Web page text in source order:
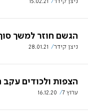
ניצן קידר 15.02.21
הגשם חוזר למשך
ניצן קידר 28.01.21
הצפות ולכודים
ערוץ 7 16.12.20